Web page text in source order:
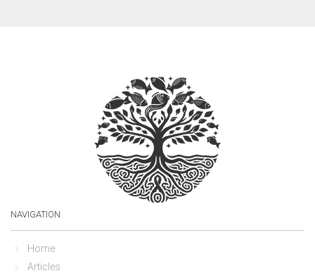
NAVIGATION
Home
Articles